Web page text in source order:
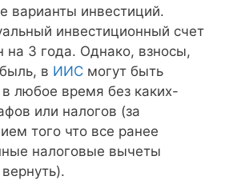
варианты инвестиций.
инвестиционный счет
на 3 года. Однако, взносы,
в ИИС могут быть
в любое время без каких-
или налогов (за
того что все ранее
налоговые вычеты